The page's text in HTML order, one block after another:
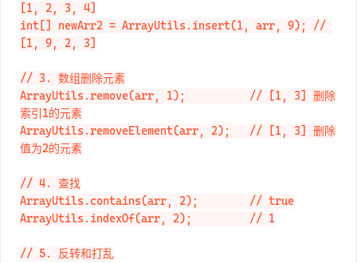
int[] newArr = ArrayUtils.add(arr, 4);        //
[1, 2, 3, 4]
int[] newArr2 = ArrayUtils.insert(1, arr, 9); //
// 3. 数组删除元素
ArrayUtils.remove(arr, 1);          // [1, 3] 删除
索引1的元素
ArrayUtils.removeElement(arr, 2);   // [1, 3] 删除
// 4. 查找
ArrayUtils.contains(arr, 2);        // true